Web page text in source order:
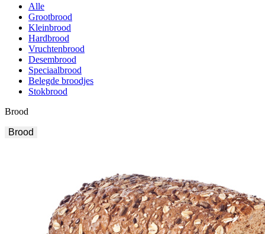
Alle
Grootbrood
Kleinbrood
Hardbrood
Vruchtenbrood
Desembrood
Speciaalbrood
Belegde broodjes
Stokbrood
Brood
Brood